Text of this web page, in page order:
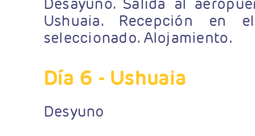
Ushuaia. Recepción en
seleccionado. Alojamiento.
Día 6 - Ushuaia
Desyuno